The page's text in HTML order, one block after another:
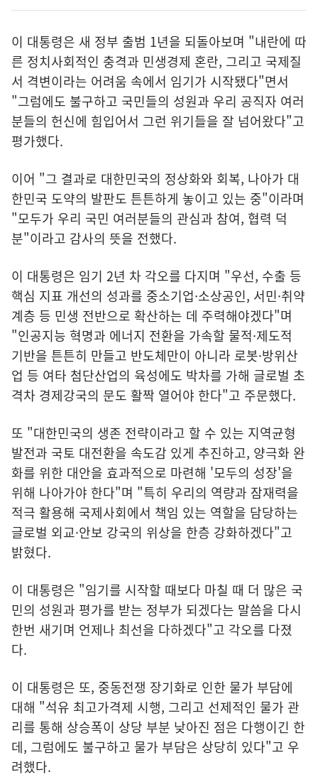
이 대통령은 새 정부 출범 1년을 되돌아보며 "내란에 따
른 정치사회적인 충격과 민생경제 혼란, 그리고 국제질
서 격변이라는 어려움 속에서 임기가 시작됐다"면서
"그럼에도 불구하고 국민들의 성원과 우리 공직자 여러
분들의 헌신에 힘입어서 그런 위기들을 잘 넘어왔다"고
평가했다.
이어 "그 결과로 대한민국의 정상화와 회복, 나아가 대
한민국 도약의 발판도 튼튼하게 놓이고 있는 중"이라며
"모두가 우리 국민 여러분들의 관심과 참여, 협력 덕
분"이라고 감사의 뜻을 전했다.
이 대통령은 임기 2년 차 각오를 다지며 "우선, 수출 등
핵심 지표 개선의 성과를 중소기업·소상공인, 서민·취약
계층 등 민생 전반으로 확산하는 데 주력해야겠다"며
"인공지능 혁명과 에너지 전환을 가속할 물적·제도적
기반을 튼튼히 만들고 반도체만이 아니라 로봇·방위산
업 등 여타 첨단산업의 육성에도 박차를 가해 글로벌 초
격차 경제강국의 문도 활짝 열어야 한다"고 주문했다.
또 "대한민국의 생존 전략이라고 할 수 있는 지역균형
발전과 국토 대전환을 속도감 있게 추진하고, 양극화 완
화를 위한 대안을 효과적으로 마련해 '모두의 성장'을
위해 나아가야 한다"며 "특히 우리의 역량과 잠재력을
적극 활용해 국제사회에서 책임 있는 역할을 담당하는
글로벌 외교·안보 강국의 위상을 한층 강화하겠다"고
밝혔다.
이 대통령은 "임기를 시작할 때보다 마칠 때 더 많은 국
민의 성원과 평가를 받는 정부가 되겠다는 말씀을 다시
한번 새기며 언제나 최선을 다하겠다"고 각오를 다졌
다.
이 대통령은 또, 중동전쟁 장기화로 인한 물가 부담에
대해 "석유 최고가격제 시행, 그리고 선제적인 물가 관
리를 통해 상승폭이 상당 부분 낮아진 점은 다행이긴 한
데, 그럼에도 불구하고 물가 부담은 상당히 있다"고 우
려했다.